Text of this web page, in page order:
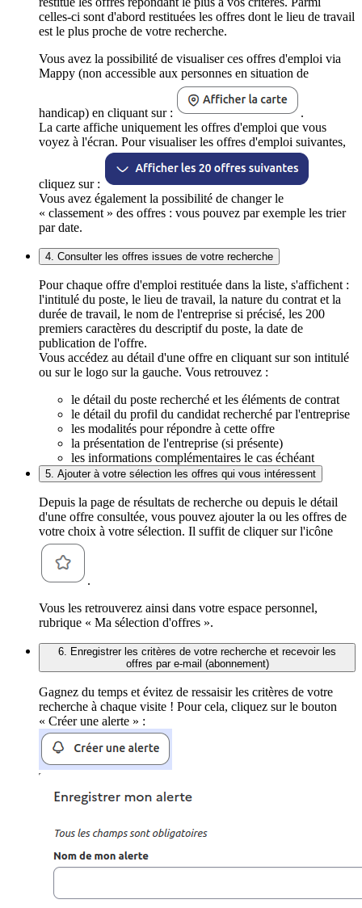
celles-ci sont d'abord restituées les offres dont le lieu de travail
est le plus proche de votre recherche.
Vous avez la possibilité de visualiser ces offres d'emploi via
Mappy (non accessible aux personnes en situation de
handicap) en cliquant sur :
.
La carte affiche uniquement les offres d'emploi que vous
voyez à l'écran. Pour visualiser les offres d'emploi suivantes,
cliquez sur :
Vous avez également la possibilité de changer le
« classement » des offres : vous pouvez par exemple les trier
par date.
4. Consulter les offres issues de votre recherche
Pour chaque offre d'emploi restituée dans la liste, s'affichent :
l'intitulé du poste, le lieu de travail, la nature du contrat et la
durée de travail, le nom de l'entreprise si précisé, les 200
premiers caractères du descriptif du poste, la date de
publication de l'offre.
Vous accédez au détail d'une offre en cliquant sur son intitulé
ou sur le logo sur la gauche. Vous retrouvez :
le détail du poste recherché et les éléments de contrat
le détail du profil du candidat recherché par l'entreprise
les modalités pour répondre à cette offre
la présentation de l'entreprise (si présente)
les informations complémentaires le cas échéant
5. Ajouter à votre sélection les offres qui vous intéressent
Depuis la page de résultats de recherche ou depuis le détail
d'une offre consultée, vous pouvez ajouter la ou les offres de
votre choix à votre sélection. Il suffit de cliquer sur l'icône
.
Vous les retrouverez ainsi dans votre espace personnel,
rubrique « Ma sélection d'offres ».
6. Enregistrer les critères de votre recherche et recevoir les
offres par e-mail (abonnement)
Gagnez du temps et évitez de ressaisir les critères de votre
recherche à chaque visite ! Pour cela, cliquez sur le bouton
« Créer une alerte » :